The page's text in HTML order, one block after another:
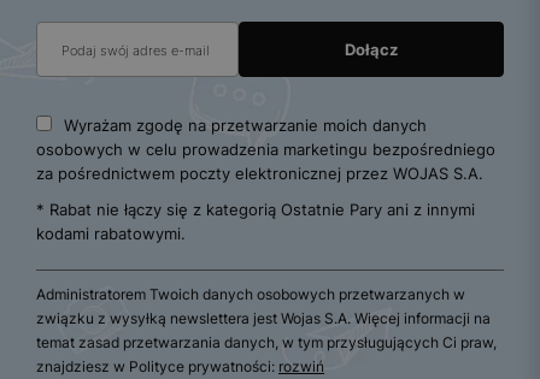
Wyrażam zgodę na przetwarzanie moich danych
osobowych w celu prowadzenia marketingu bezpośredniego
za pośrednictwem poczty elektronicznej przez WOJAS S.A.
* Rabat nie łączy się z kategorią Ostatnie Pary ani z innymi
kodami rabatowymi.
Administratorem Twoich danych osobowych przetwarzanych w
związku z wysyłką newslettera jest Wojas S.A. Więcej informacji na
temat zasad przetwarzania danych, w tym przysługujących Ci praw,
znajdziesz w Polityce prywatności: rozwiń